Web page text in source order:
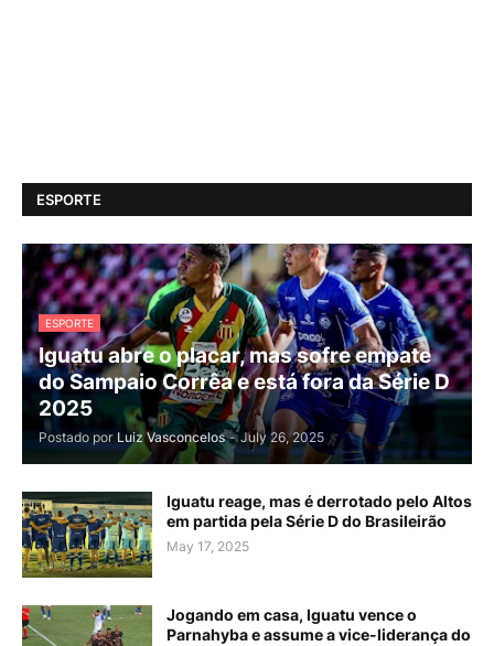
ESPORTE
ESPORTE
Iguatu abre o placar, mas sofre empate
do Sampaio Corrêa e está fora da Série D
2025
Postado por Luiz Vasconcelos - July 26, 2025
Iguatu reage, mas é derrotado pelo Altos
em partida pela Série D do Brasileirão
May 17, 2025
Jogando em casa, Iguatu vence o
Parnahyba e assume a vice-liderança do